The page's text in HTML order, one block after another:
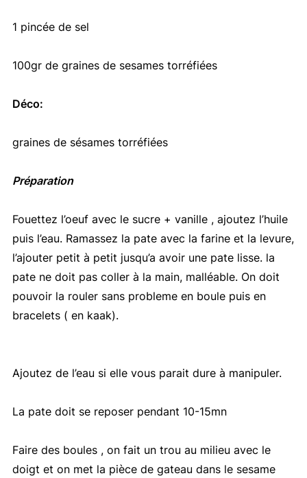
1 pincée de sel
100gr de graines de sesames torréfiées
Déco:
graines de sésames torréfiées
Préparation
Fouettez l’oeuf avec le sucre + vanille , ajoutez l’huile
puis l’eau. Ramassez la pate avec la farine et la levure,
l’ajouter petit à petit jusqu’a avoir une pate lisse. la
pate ne doit pas coller à la main, malléable. On doit
pouvoir la rouler sans probleme en boule puis en
bracelets ( en kaak).
Ajoutez de l’eau si elle vous parait dure à manipuler.
La pate doit se reposer pendant 10-15mn
Faire des boules , on fait un trou au milieu avec le
doigt et on met la pièce de gateau dans le sesame